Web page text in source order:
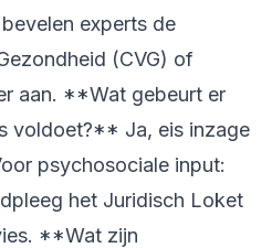
experts de
(CVG) of
aan. **Wat gebeurt er
voldoet?** Ja, eis inzage
psychosociale input:
het Juridisch Loket
**Wat zijn